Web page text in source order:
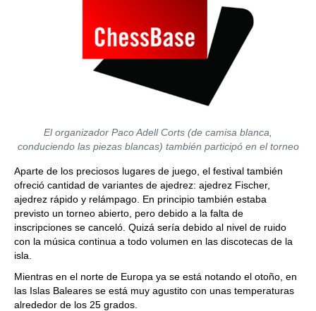
El organizador Paco Adell Corts (de camisa blanca,
conduciendo las piezas blancas) también participó en el torneo
Aparte de los preciosos lugares de juego, el festival también
ofreció cantidad de variantes de ajedrez: ajedrez Fischer,
ajedrez rápido y relámpago. En principio también estaba
previsto un torneo abierto, pero debido a la falta de
inscripciones se canceló. Quizá sería debido al nivel de ruido
con la música continua a todo volumen en las discotecas de la
isla.
Mientras en el norte de Europa ya se está notando el otoño, en
las Islas Baleares se está muy agustito con unas temperaturas
alrededor de los 25 grados.